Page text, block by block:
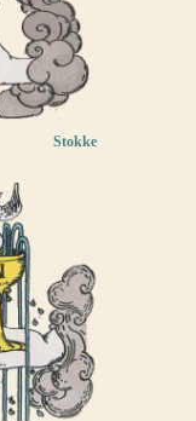
Stokke